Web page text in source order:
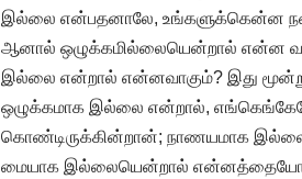
இல்லை என்பதனாலே, உங்களுக்கென்ன
ஆனால் ஒழுக்கமில்லையென்றால் என்ன
இல்லை என்றால் என்னவாகும்? இது
ஒழுக்கமாக இல்லை என்றால்,
கொண்டிருக்கின்றான்; நாணயமாக
மையாக இல்லையென்றால் என்னத்தையோ